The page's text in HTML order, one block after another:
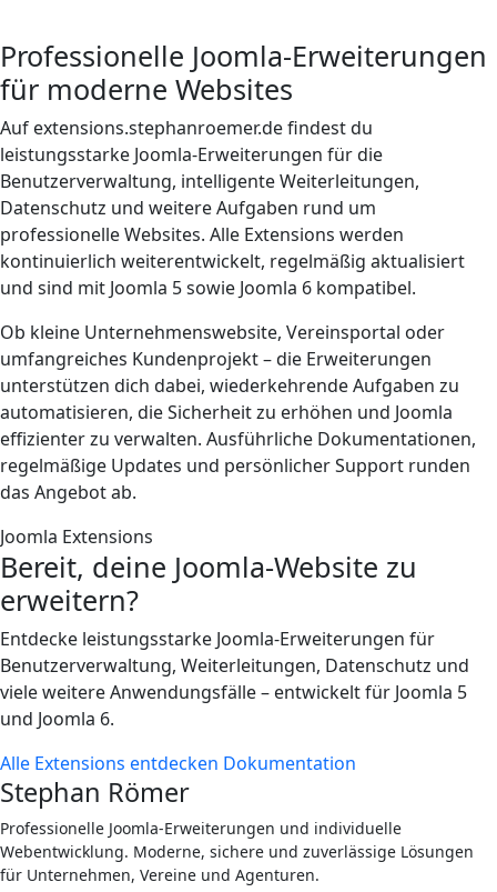
Professionelle Joomla-Erweiterungen
für moderne Websites
Auf extensions.stephanroemer.de findest du
leistungsstarke Joomla-Erweiterungen für die
Benutzerverwaltung, intelligente Weiterleitungen,
Datenschutz und weitere Aufgaben rund um
professionelle Websites. Alle Extensions werden
kontinuierlich weiterentwickelt, regelmäßig aktualisiert
und sind mit Joomla 5 sowie Joomla 6 kompatibel.
Ob kleine Unternehmenswebsite, Vereinsportal oder
umfangreiches Kundenprojekt – die Erweiterungen
unterstützen dich dabei, wiederkehrende Aufgaben zu
automatisieren, die Sicherheit zu erhöhen und Joomla
effizienter zu verwalten. Ausführliche Dokumentationen,
regelmäßige Updates und persönlicher Support runden
das Angebot ab.
Joomla Extensions
Bereit, deine Joomla-Website zu
erweitern?
Entdecke leistungsstarke Joomla-Erweiterungen für
Benutzerverwaltung, Weiterleitungen, Datenschutz und
viele weitere Anwendungsfälle – entwickelt für Joomla 5
und Joomla 6.
Alle Extensions entdecken Dokumentation
Stephan Römer
Professionelle Joomla-Erweiterungen und individuelle
Webentwicklung. Moderne, sichere und zuverlässige Lösungen
für Unternehmen, Vereine und Agenturen.